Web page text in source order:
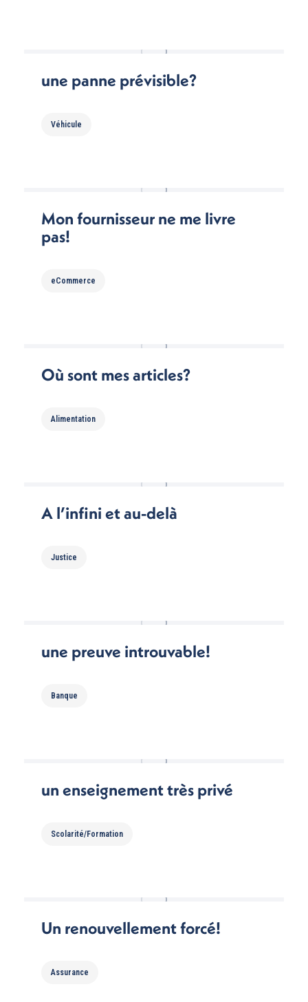
une panne prévisible?
Véhicule
Mon fournisseur ne me livre
pas!
eCommerce
Où sont mes articles?
Alimentation
A l’infini et au-delà
Justice
une preuve introuvable!
Banque
un enseignement très privé
Scolarité/Formation
Un renouvellement forcé!
Assurance